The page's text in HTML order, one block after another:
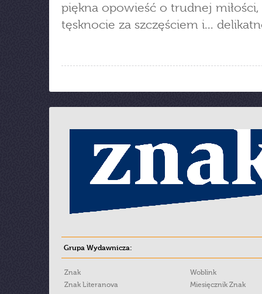
piękna opowieść o trudnej miłości,
tęsknocie za szczęściem i...
Grupa Wydawnicza:
Znak
Znak Literanova
Woblink
Miesięcznik Znak